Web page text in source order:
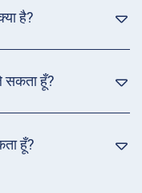
है?
सकता हूँ?
हूँ?